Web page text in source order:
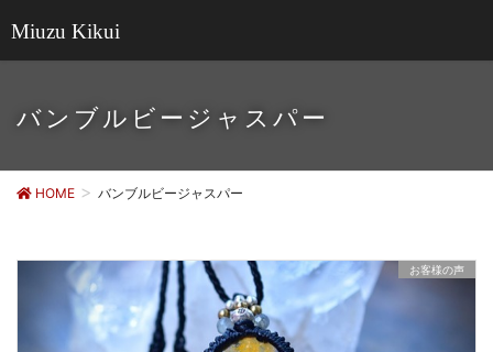
Miuzu Kikui
バンブルビージャスパー
HOME バンブルビージャスパー
お客様の声